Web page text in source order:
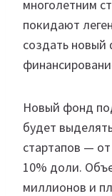
многолетним
покидают
создать
Новый фонд
будет
стартапов —
10% доли.
миллионов и